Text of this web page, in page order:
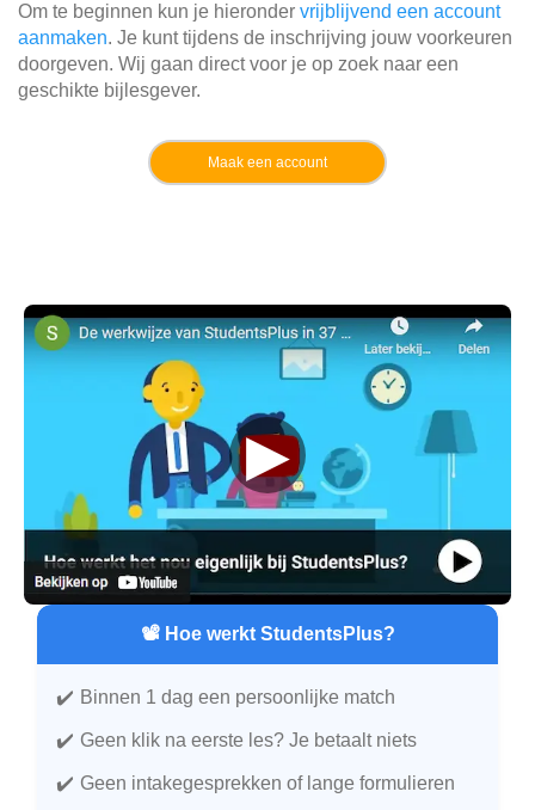
Om te beginnen kun je hieronder vrijblijvend een account
aanmaken. Je kunt tijdens de inschrijving jouw voorkeuren
doorgeven. Wij gaan direct voor je op zoek naar een
geschikte bijlesgever.
Maak een account
▶
📽️ Hoe werkt StudentsPlus?
Binnen 1 dag een persoonlijke match
Geen klik na eerste les? Je betaalt niets
Geen intakegesprekken of lange formulieren